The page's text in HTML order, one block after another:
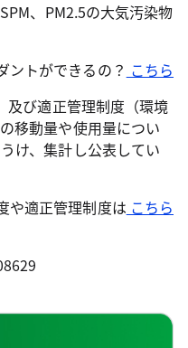
、PM2.5の大気汚染物
ントができるの？ こちら
及び適正管理制度（環境
移動量や使用量につい
け、集計し公表してい
や適正管理制度は こちら